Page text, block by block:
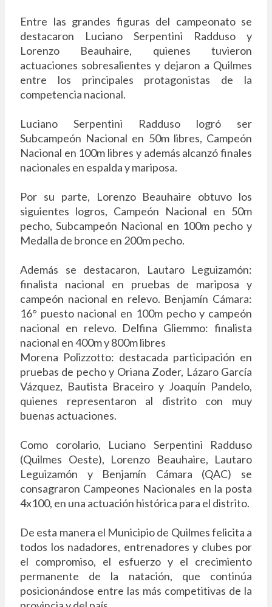
Entre las grandes figuras del campeonato se
destacaron Luciano Serpentini Radduso y
Lorenzo Beauhaire, quienes tuvieron
actuaciones sobresalientes y dejaron a Quilmes
entre los principales protagonistas de la
competencia nacional.
Luciano Serpentini Radduso logró ser
Subcampeón Nacional en 50m libres, Campeón
Nacional en 100m libres y además alcanzó finales
nacionales en espalda y mariposa.
Por su parte, Lorenzo Beauhaire obtuvo los
siguientes logros, Campeón Nacional en 50m
pecho, Subcampeón Nacional en 100m pecho y
Medalla de bronce en 200m pecho.
Además se destacaron, Lautaro Leguizamón:
finalista nacional en pruebas de mariposa y
campeón nacional en relevo. Benjamín Cámara:
16° puesto nacional en 100m pecho y campeón
nacional en relevo. Delfina Gliemmo: finalista
nacional en 400m y 800m libres
Morena Polizzotto: destacada participación en
pruebas de pecho y Oriana Zoder, Lázaro García
Vázquez, Bautista Braceiro y Joaquín Pandelo,
quienes representaron al distrito con muy
buenas actuaciones.
Como corolario, Luciano Serpentini Radduso
(Quilmes Oeste), Lorenzo Beauhaire, Lautaro
Leguizamón y Benjamín Cámara (QAC) se
consagraron Campeones Nacionales en la posta
4x100, en una actuación histórica para el distrito.
De esta manera el Municipio de Quilmes felicita a
todos los nadadores, entrenadores y clubes por
el compromiso, el esfuerzo y el crecimiento
permanente de la natación, que continúa
posicionándose entre las más competitivas de la